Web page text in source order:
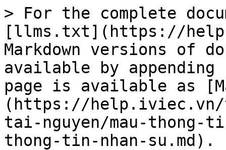
> For the complete
[llms.txt](https://
Markdown versions of
available by
page is available as
(https://help.iviec.vn/
tai-nguyen/mau-thong-
thong-tin-nhan-su.md).